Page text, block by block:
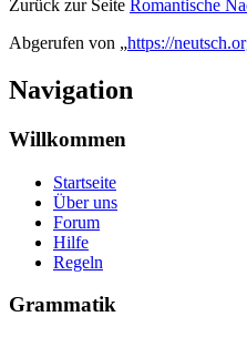
Zurück zur Seite Romantische
Abgerufen von „https://
Navigation
Willkommen
Startseite
Über uns
Forum
Hilfe
Regeln
Grammatik